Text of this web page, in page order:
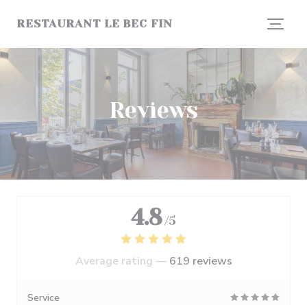
RESTAURANT LE BEC FIN
Reviews
4.8 /5
Average rating — 619 reviews
Service